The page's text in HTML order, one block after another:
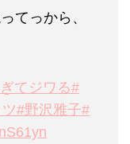
てっから、
てジワる#
#野沢雅子#